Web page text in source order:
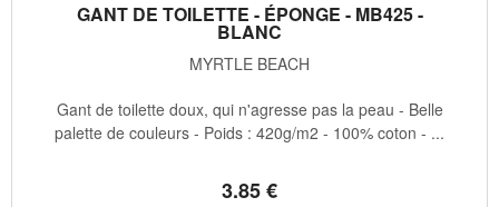
GANT DE TOILETTE - ÉPONGE - MB425 -
BLANC
MYRTLE BEACH
3.85€
Gant de toilette doux, qui n'agresse pas la peau - Belle
palette de couleurs - Poids : 420g/m2 - 100% coton - ...